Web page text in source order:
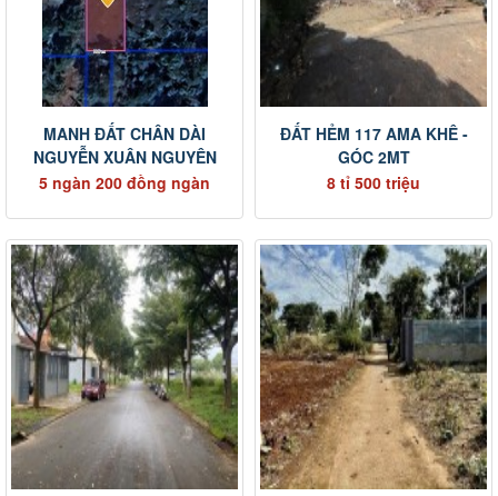
MANH ĐẤT CHÂN DÀI
NGUYỄN XUÂN NGUYÊN
5 ngàn 200 đồng ngàn
ĐẤT HẺM 117 AMA KHÊ -
GÓC 2MT
8 tỉ 500 triệu